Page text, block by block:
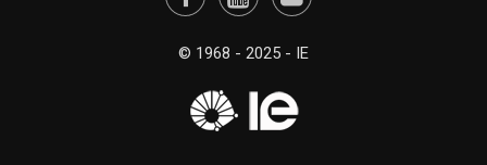
© 1968 - 2025 - IE